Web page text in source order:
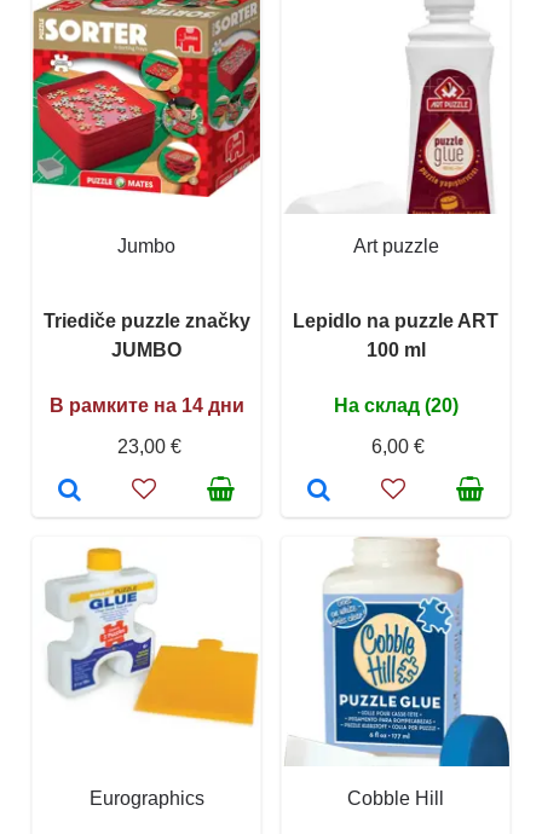
Jumbo
Triediče puzzle značky
JUMBO
В рамките на 14 дни
23,00 €
Art puzzle
Lepidlo na puzzle ART
100 ml
На склад (20)
6,00 €
Eurographics Cobble Hill